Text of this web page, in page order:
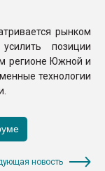
рынком
позиции
регионе Южной и
технологии
новость